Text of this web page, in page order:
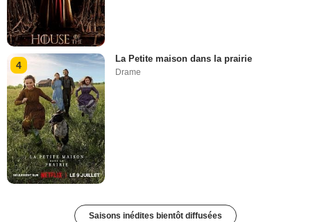
4
La Petite maison dans la prairie
Drame
Saisons inédites bientôt diffusées